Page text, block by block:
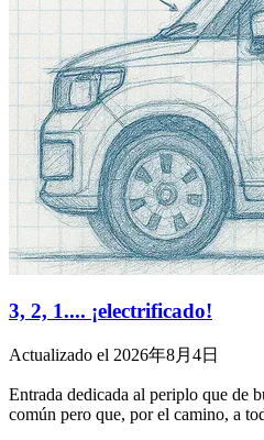
3, 2, 1.... ¡electrificado!
Actualizado el 2026年8月4日
Entrada dedicada al periplo que de
común pero que, por el camino, a